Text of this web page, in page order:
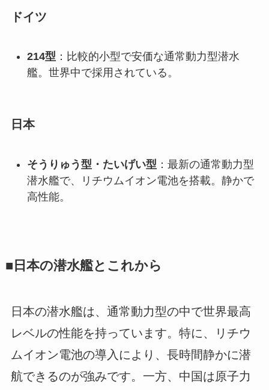
ドイツ
214型 ：比較的小型で安価な通常動力型潜水
艦。世界中で採用されている。
日本
そうりゅう型・たいげい型 ：最新の通常動力型
潜水艦で、リチウムイオン電池を搭載。静かで
高性能。
■日本の潜水艦とこれから
日本の潜水艦は、通常動力型の中で世界最高
レベルの性能を持っています。特に、リチウ
ムイオン電池の導入により、長時間静かに潜
航できるのが強みです。一方、中国は原子力